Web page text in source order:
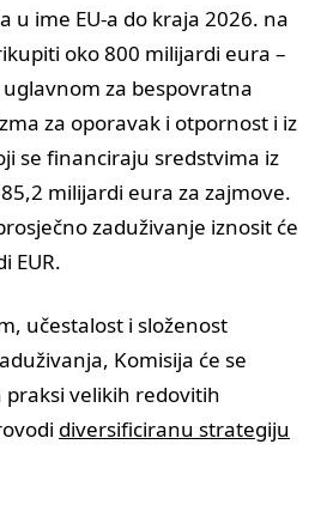
u ime EU-a do kraja 2026. na
oko 800 milijardi eura –
za bespovratna
za oporavak i otpornost i iz
se financiraju sredstvima iz
milijardi eura za zajmove.
zaduživanje iznosit će
EUR.
učestalost i složenost
Komisija će se
velikih redovitih
diversificiranu strategiju